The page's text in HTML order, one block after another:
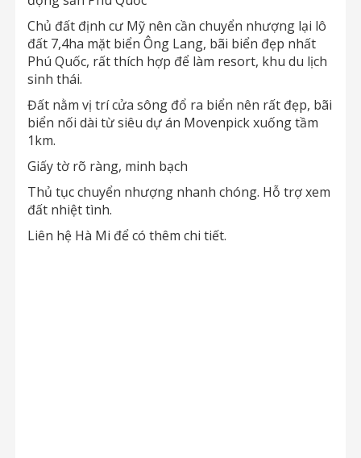
Chủ đất định cư Mỹ nên cần chuyển nhượng lại lô
đất 7,4ha mặt biển Ông Lang, bãi biển đẹp nhất
Phú Quốc, rất thích hợp để làm resort, khu du lịch
sinh thái.
Đất nằm vị trí cửa sông đổ ra biển nên rất đẹp, bãi
biển nối dài từ siêu dự án Movenpick xuống tầm
1km.
Giấy tờ rõ ràng, minh bạch
Thủ tục chuyển nhượng nhanh chóng. Hỗ trợ xem
đất nhiệt tình.
Liên hệ Hà Mi để có thêm chi tiết.